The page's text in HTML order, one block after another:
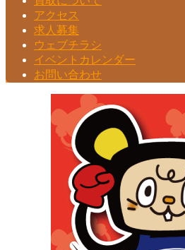
アクセス
求人募集
ウェブチラシ
イベントカレンダー
お問い合わせ